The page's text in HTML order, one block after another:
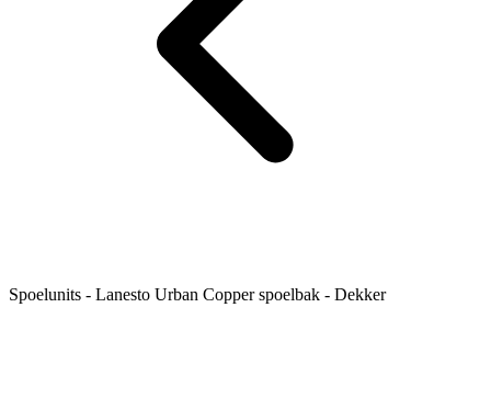
Spoelunits - Lanesto Urban Copper spoelbak - Dekker